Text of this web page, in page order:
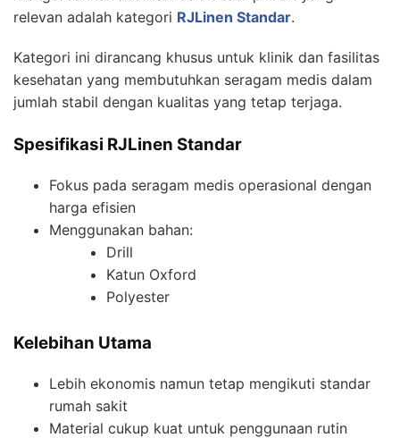
relevan adalah kategori RJLinen Standar.
Kategori ini dirancang khusus untuk klinik dan fasilitas
kesehatan yang membutuhkan seragam medis dalam
jumlah stabil dengan kualitas yang tetap terjaga.
Spesifikasi RJLinen Standar
Fokus pada seragam medis operasional dengan
harga efisien
Menggunakan bahan:
Drill
Katun Oxford
Polyester
Kelebihan Utama
Lebih ekonomis namun tetap mengikuti standar
rumah sakit
Material cukup kuat untuk penggunaan rutin